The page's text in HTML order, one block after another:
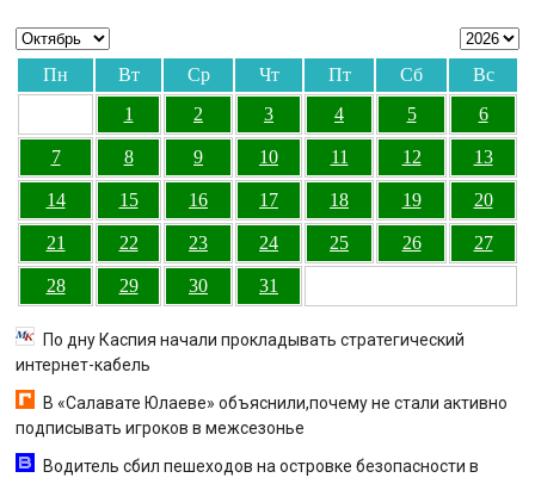
Пн Вт Ср Чт Пт Сб
Вс
1
2 3 4 5 6
7 8 9 10 11 12 13
14 15 16 17 18 19 20
21 22 23 24 25 26 27
28 29 30 31
По дну Каспия начали прокладывать стратегический
интернет-кабель
В «Салавате Юлаеве» объяснили,почему не стали активно
подписывать игроков в межсезонье
Водитель сбил пешеходов на островке безопасности в